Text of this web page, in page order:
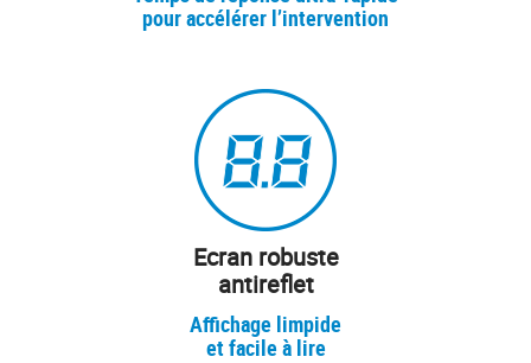
pour accélérer l’intervention
Ecran robuste
antireflet
Affichage limpide
et facile à lire